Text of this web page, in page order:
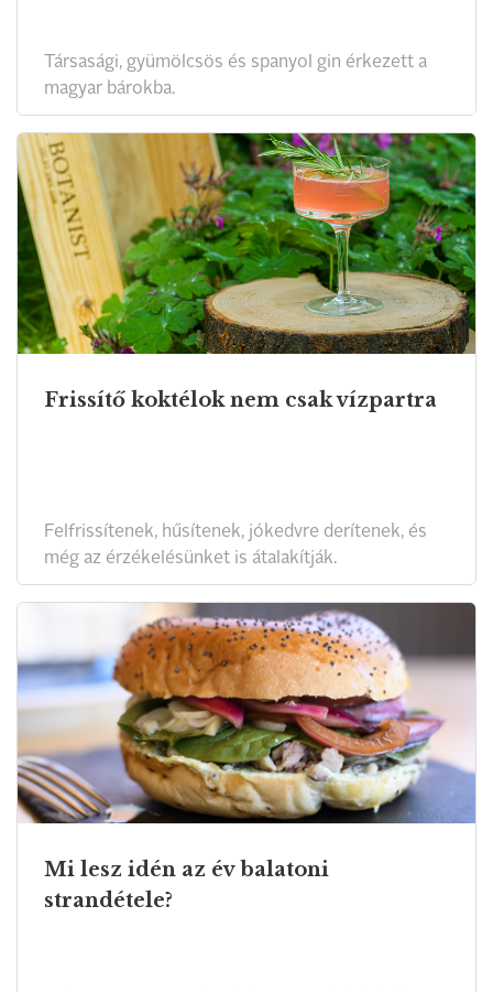
Társasági, gyümölcsös és spanyol gin érkezett a
magyar bárokba.
Frissítő koktélok nem csak vízpartra
Felfrissítenek, hűsítenek, jókedvre derítenek, és
még az érzékelésünket is átalakítják.
Mi lesz idén az év balatoni
strandétele?